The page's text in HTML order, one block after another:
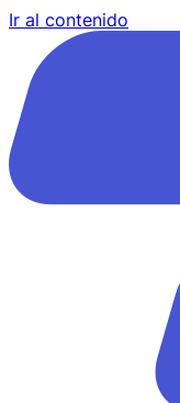
Ir al contenido